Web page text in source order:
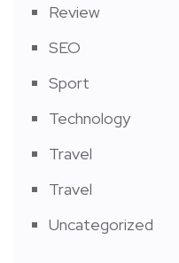
Review
SEO
Sport
Technology
Travel
Travel
Uncategorized